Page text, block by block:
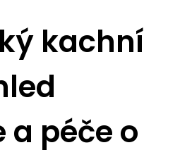
kachní
a péče o